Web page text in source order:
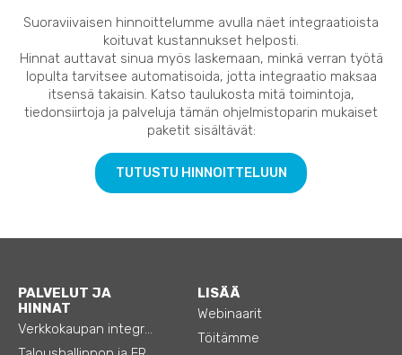
Suoraviivaisen hinnoittelumme avulla näet integraatioista
koituvat kustannukset helposti.
Hinnat auttavat sinua myös laskemaan, minkä verran työtä
lopulta tarvitsee automatisoida, jotta integraatio maksaa
itsensä takaisin. Katso taulukosta mitä toimintoja,
tiedonsiirtoja ja palveluja tämän ohjelmistoparin mukaiset
paketit sisältävät:
TUTUSTU HINNOITTELUUN
PALVELUT JA
HINNAT
Verkkokaupan integraatiot
LISÄÄ
Webinaarit
Töitämme